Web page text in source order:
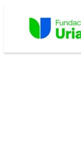
contingut